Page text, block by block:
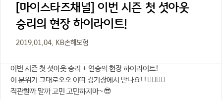
[마이스타즈채널] 이번 시즌 첫 셧아웃
승리의 현장 하이라이트!
2019.01.04. KB손해보험
이번 시즌 첫 셧아웃 승리 + 연승의 현장 하이라이트!
이 분위기 그대로오오 이따 경기장에서 만나요!!🙋‍♀🙋‍♂
직관할까 말까 고민 고민하지마~😎